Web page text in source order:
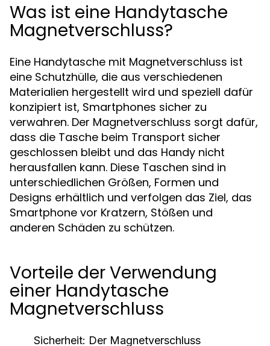
Was ist eine Handytasche
Magnetverschluss?
Eine Handytasche mit Magnetverschluss ist
eine Schutzhülle, die aus verschiedenen
Materialien hergestellt wird und speziell dafür
konzipiert ist, Smartphones sicher zu
verwahren. Der Magnetverschluss sorgt dafür,
dass die Tasche beim Transport sicher
geschlossen bleibt und das Handy nicht
herausfallen kann. Diese Taschen sind in
unterschiedlichen Größen, Formen und
Designs erhältlich und verfolgen das Ziel, das
Smartphone vor Kratzern, Stößen und
anderen Schäden zu schützen.
Vorteile der Verwendung
einer Handytasche
Magnetverschluss
Sicherheit: Der Magnetverschluss